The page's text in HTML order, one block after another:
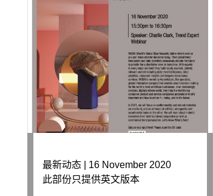
最新动态 | 16 November 2020
此部份只提供英文版本